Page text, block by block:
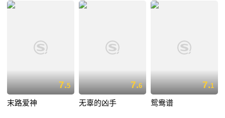
7.5
末路爱神
7.6
无辜的凶手
7.1
鸳鸯谱